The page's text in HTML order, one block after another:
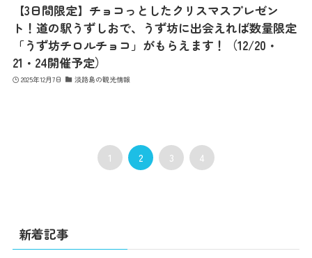
【3日間限定】チョコっとしたクリスマスプレゼン
ト！道の駅うずしおで、うず坊に出会えれば数量限定
「うず坊チロルチョコ」がもらえます！（12/20・
21・24開催予定）
2025年12月7日 淡路島の観光情報
1 2 3 4
新着記事